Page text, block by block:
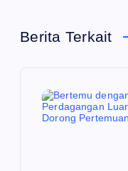
s
Berita Terkait